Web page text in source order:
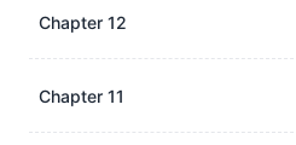
Chapter 12
Chapter 11